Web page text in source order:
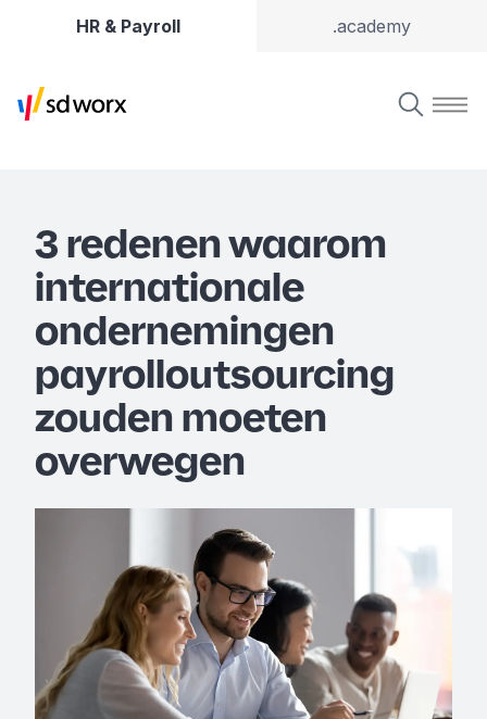
HR & Payroll .academy
3 redenen waarom
internationale
ondernemingen
payrolloutsourcing
zouden moeten
overwegen